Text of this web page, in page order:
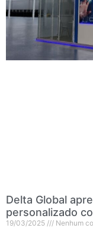
Delta Global
personalizado
19/03/2025 Nenhum